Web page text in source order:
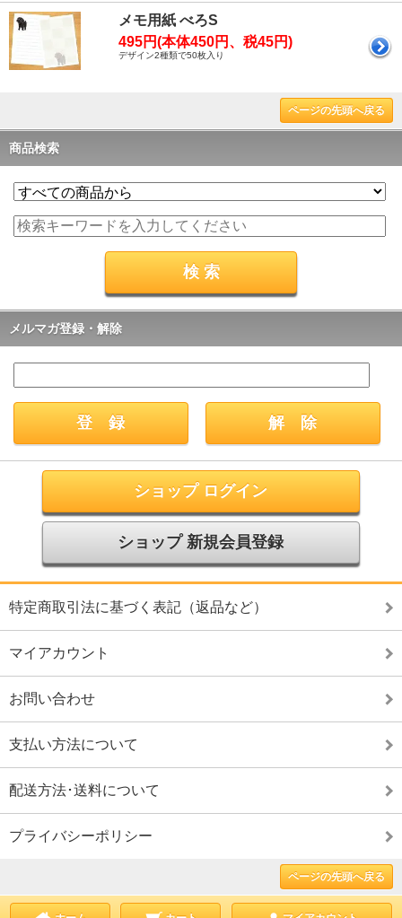
メモ用紙 べろS
495円(本体450円、税45円)
デザイン2種類で50枚入り
ページの先頭へ戻る
商品検索
メルマガ登録・解除
ショップ ログイン
ショップ 新規会員登録
特定商取引法に基づく表記（返品など）
マイアカウント
お問い合わせ
支払い方法について
配送方法･送料について
プライバシーポリシー
ページの先頭へ戻る